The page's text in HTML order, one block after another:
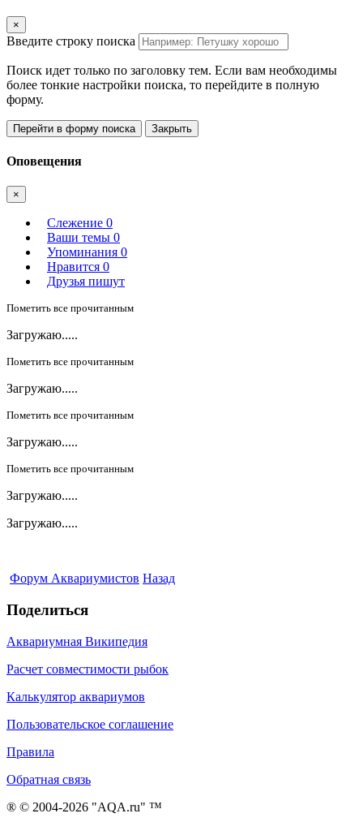
×
Введите строку поиска
Поиск идет только по заголовку тем. Если вам необходимы
более тонкие настройки поиска, то перейдите в полную
форму.
Перейти в форму поиска Закрыть
Оповещения
×
Слежение 0
Ваши темы 0
Упоминания 0
Нравится 0
Друзья пишут
Пометить все прочитанным
Загружаю.....
Пометить все прочитанным
Загружаю.....
Пометить все прочитанным
Загружаю.....
Пометить все прочитанным
Загружаю.....
Загружаю.....
Форум Аквариумистов Назад
Поделиться
Аквариумная Википедия
Расчет совместимости рыбок
Калькулятор аквариумов
Пользовательское соглашение
Правила
Обратная связь
® © 2004-2026 "AQA.ru" ™